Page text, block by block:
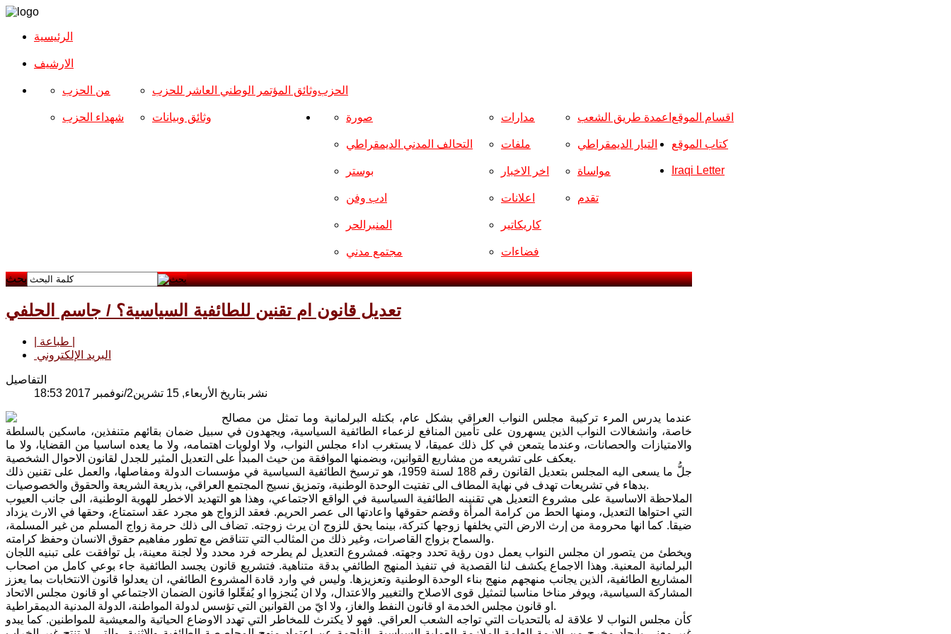
الرئيسية
الارشیف
الحزب من الحزب
شهداء الحزب
وثائق المؤتمر الوطني العاشر للحزب
وثائق وبيانات اقسام الموقع صورة
التحالف المدني الديمقراطي
بوستر
ادب وفن
المنبرالحر
مجتمع مدني
مدارات
ملفات
اخر الاخبار
اعلانات
كاريكاتير
فضاءات
اعمدة طريق الشعب
التيار الديمقراطي
مواساة
تقدم
كتاب الموقع
Iraqi Letter
بحث
تعديل قانون ام تقنين للطائفية السياسية؟ / جاسم الحلفي
البريد الإلكتروني
التفاصيل
نشر بتاريخ الأربعاء, 15 تشرين2/نوفمبر 2017 18:53
عندما يدرس المرء تركيبة مجلس النواب العراقي بشكل عام، بكتله البرلمانية وما تمثل من مصالح
خاصة، وانشغالات النواب الذين يسهرون على تأمين المنافع لزعماء الطائفية السياسية، ويجهدون في سبيل ضمان بقائهم متنفذين، ماسكين بالسلطة
والامتيازات والحصانات، وعندما يتمعن في كل ذلك عميقا، لا يستغرب اداء مجلس النواب، ولا اولويات اهتمامه، ولا ما يعده اساسيا من القضايا، ولا ما
يعكف على تشريعه من مشاريع القوانين، وبضمنها الموافقة من حيث المبدأ على التعديل المثير للجدل لقانون الاحوال الشخصية.
جلُّ ما يسعى اليه المجلس بتعديل القانون رقم 188 لسنة 1959، هو ترسيخ الطائفية السياسية في مؤسسات الدولة ومفاصلها، والعمل على تقنين ذلك
بدهاء في تشريعات تهدف في نهاية المطاف الى تفتيت الوحدة الوطنية، وتمزيق نسيج المجتمع العراقي، بذريعة الشريعة والحقوق والخصوصيات.
الملاحظة الاساسية على مشروع التعديل هي تقنينه الطائفية السياسية في الواقع الاجتماعي، وهذا هو التهديد الاخطر للهوية الوطنية، الى جانب العيوب
التي احتواها التعديل، ومنها الحط من كرامة المرأة وقضم حقوقها واعادتها الى عصر الحريم. فعقد الزواج هو مجرد عقد استمتاع، وحقها في الارث يزداد
ضيقا. كما انها محرومة من إرث الارض التي يخلفها زوجها كتركة، بينما يحق للزوج ان يرث زوجته. تضاف الى ذلك حرمة زواج المسلم من غير المسلمة،
والسماح بزواج القاصرات، وغير ذلك من المثالب التي تتناقض مع تطور مفاهيم حقوق الانسان وحفظ كرامته.
ويخطئ من يتصور ان مجلس النواب يعمل دون رؤية تحدد وجهته. فمشروع التعديل لم يطرحه فرد محدد ولا لجنة معينة، بل توافقت على تبنيه اللجان
البرلمانية المعنية. وهذا الاجماع يكشف لنا القصدية في تنفيذ المنهج الطائفي بدقة متناهية. فتشريع قانون يجسد الطائفية جاء بوعي كامل من اصحاب
المشاريع الطائفية، الذين يجانب منهجهم منهج بناء الوحدة الوطنية وتعزيزها. وليس في وارد قادة المشروع الطائفي، ان يعدلوا قانون الانتخابات بما يعزز
المشاركة السياسية، ويوفر مناخا مناسبا لتمثيل قوى الاصلاح والتغيير والاعتدال، ولا ان يُنجزوا او يُفعِّلوا قانون الضمان الاجتماعي او قانون مجلس الاتحاد
او قانون مجلس الخدمة او قانون النفط والغاز، ولا ايّ من القوانين التي تؤسس لدولة المواطنة، الدولة المدنية الديمقراطية.
كأن مجلس النواب لا علاقة له بالتحديات التي تواجه الشعب العراقي. فهو لا يكترث للمخاطر التي تهدد الاوضاع الحياتية والمعيشية للمواطنين. كما يبدو